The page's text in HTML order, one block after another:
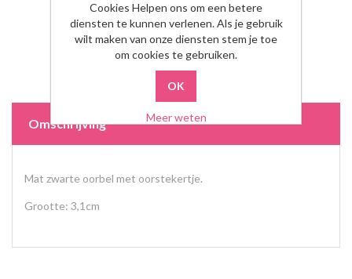
Omschrijving
Mat zwarte oorbel met oorstekertje.
Grootte: 3,1cm
Cookies Helpen ons om een betere
diensten te kunnen verlenen. Als je gebruik
wilt maken van onze diensten stem je toe
om cookies te gebruiken.
Meer weten